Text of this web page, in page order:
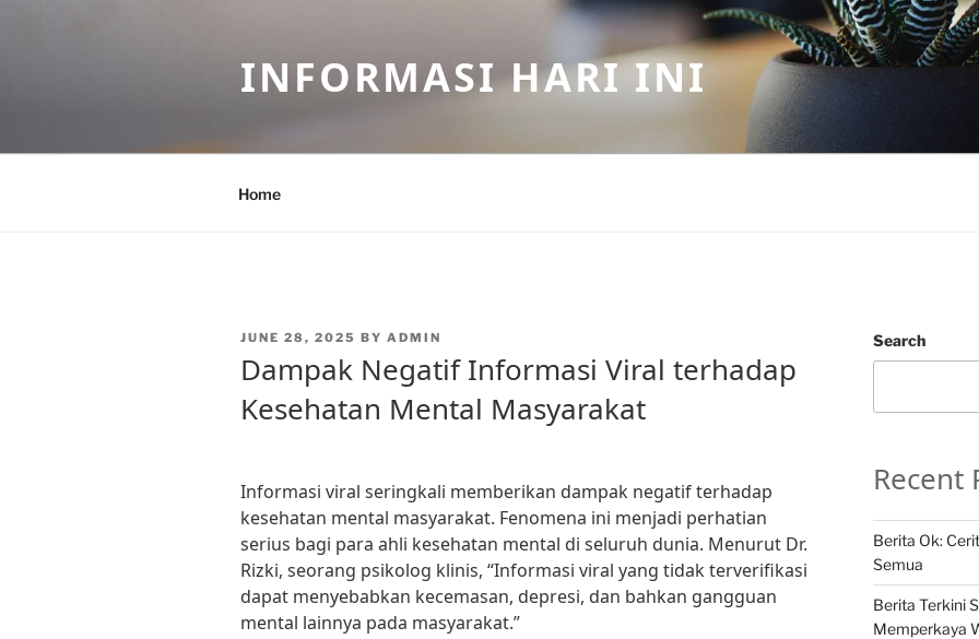
INFORMASI HARI INI
Home
POSTED
JUNE 28, 2025 BY ADMIN
Dampak Negatif Informasi Viral terhadap
Kesehatan Mental Masyarakat
Informasi viral seringkali memberikan dampak negatif terhadap
kesehatan mental masyarakat. Fenomena ini menjadi perhatian
serius bagi para ahli kesehatan mental di seluruh dunia. Menurut Dr.
Rizki, seorang psikolog klinis, “Informasi viral yang tidak terverifikasi
dapat menyebabkan kecemasan, depresi, dan bahkan gangguan
mental lainnya pada masyarakat.”
Search
Recent
Berita Ok:
Semua
Berita Terkini
Memperkaya